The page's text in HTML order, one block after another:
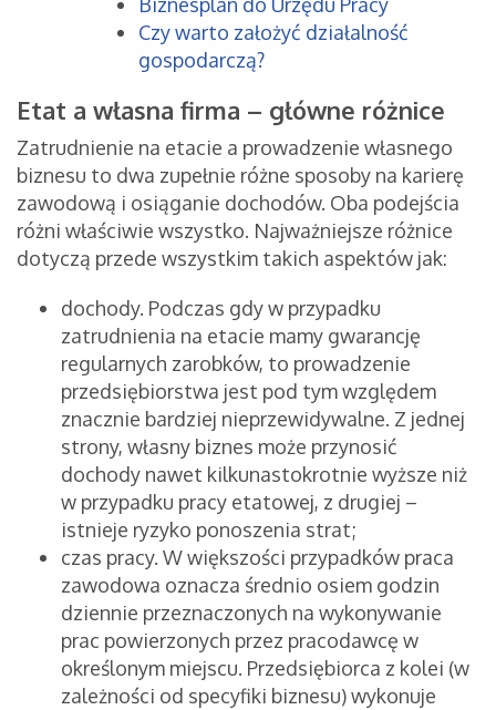
Czy warto założyć działalność
gospodarczą?
Etat a własna firma – główne różnice
Zatrudnienie na etacie a prowadzenie własnego
biznesu to dwa zupełnie różne sposoby na karierę
zawodową i osiąganie dochodów. Oba podejścia
różni właściwie wszystko. Najważniejsze różnice
dotyczą przede wszystkim takich aspektów jak:
dochody. Podczas gdy w przypadku
zatrudnienia na etacie mamy gwarancję
regularnych zarobków, to prowadzenie
przedsiębiorstwa jest pod tym względem
znacznie bardziej nieprzewidywalne. Z jednej
strony, własny biznes może przynosić
dochody nawet kilkunastokrotnie wyższe niż
w przypadku pracy etatowej, z drugiej –
istnieje ryzyko ponoszenia strat;
czas pracy. W większości przypadków praca
zawodowa oznacza średnio osiem godzin
dziennie przeznaczonych na wykonywanie
prac powierzonych przez pracodawcę w
określonym miejscu. Przedsiębiorca z kolei (w
zależności od specyfiki biznesu) wykonuje